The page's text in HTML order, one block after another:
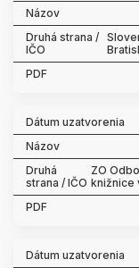
ZO
knižnice